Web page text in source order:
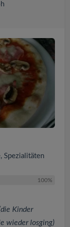
Spezialitäten
100%
Kinder
wieder losging)